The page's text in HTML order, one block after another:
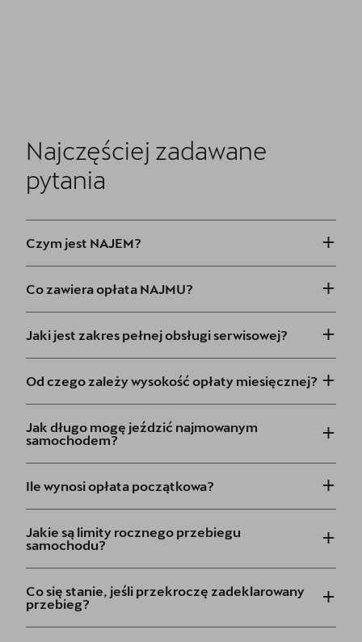
Najczęściej zadawane
pytania
Czym jest NAJEM? +
Co zawiera opłata NAJMU? +
Jaki jest zakres pełnej obsługi serwisowej? +
Od czego zależy wysokość opłaty miesięcznej? +
Jak długo mogę jeździć najmowanym
samochodem?
+
Ile wynosi opłata początkowa? +
Jakie są limity rocznego przebiegu
samochodu?
+
Co się stanie, jeśli przekroczę zadeklarowany
przebieg?
+